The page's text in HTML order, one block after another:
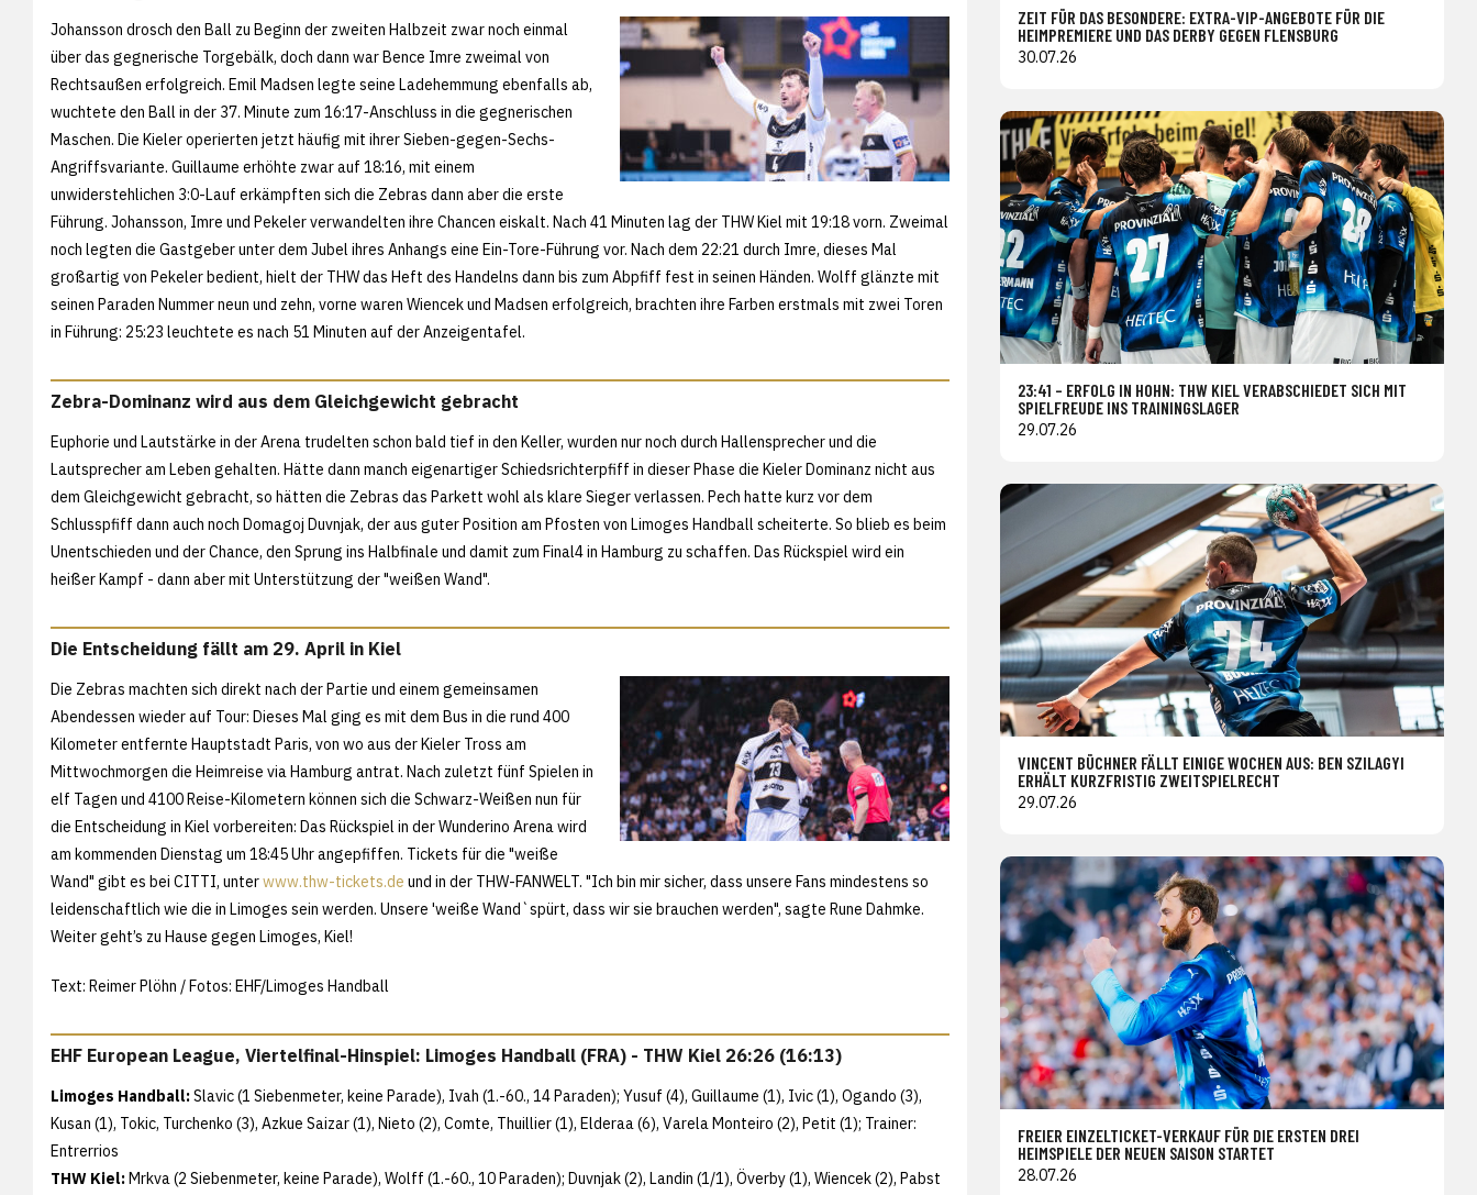
Johansson drosch den Ball zu Beginn der zweiten Halbzeit zwar noch einmal
über das gegnerische Torgebälk, doch dann war Bence Imre zweimal von
Rechtsaußen erfolgreich. Emil Madsen legte seine Ladehemmung ebenfalls ab,
wuchtete den Ball in der 37. Minute zum 16:17-Anschluss in die gegnerischen
Maschen. Die Kieler operierten jetzt häufig mit ihrer Sieben-gegen-Sechs-
Angriffsvariante. Guillaume erhöhte zwar auf 18:16, mit einem
unwiderstehlichen 3:0-Lauf erkämpften sich die Zebras dann aber die erste
Führung. Johansson, Imre und Pekeler verwandelten ihre Chancen eiskalt. Nach 41 Minuten lag der THW Kiel mit 19:18 vorn. Zweimal
noch legten die Gastgeber unter dem Jubel ihres Anhangs eine Ein-Tore-Führung vor. Nach dem 22:21 durch Imre, dieses Mal
großartig von Pekeler bedient, hielt der THW das Heft des Handelns dann bis zum Abpfiff fest in seinen Händen. Wolff glänzte mit
seinen Paraden Nummer neun und zehn, vorne waren Wiencek und Madsen erfolgreich, brachten ihre Farben erstmals mit zwei Toren
in Führung: 25:23 leuchtete es nach 51 Minuten auf der Anzeigentafel.
Zebra-Dominanz wird aus dem Gleichgewicht gebracht
Euphorie und Lautstärke in der Arena trudelten schon bald tief in den Keller, wurden nur noch durch Hallensprecher und die
Lautsprecher am Leben gehalten. Hätte dann manch eigenartiger Schiedsrichterpfiff in dieser Phase die Kieler Dominanz nicht aus
dem Gleichgewicht gebracht, so hätten die Zebras das Parkett wohl als klare Sieger verlassen. Pech hatte kurz vor dem
Schlusspfiff dann auch noch Domagoj Duvnjak, der aus guter Position am Pfosten von Limoges Handball scheiterte. So blieb es beim
Unentschieden und der Chance, den Sprung ins Halbfinale und damit zum Final4 in Hamburg zu schaffen. Das Rückspiel wird ein
heißer Kampf - dann aber mit Unterstützung der "weißen Wand".
Die Entscheidung fällt am 29. April in Kiel
Die Zebras machten sich direkt nach der Partie und einem gemeinsamen
Abendessen wieder auf Tour: Dieses Mal ging es mit dem Bus in die rund 400
Kilometer entfernte Hauptstadt Paris, von wo aus der Kieler Tross am
Mittwochmorgen die Heimreise via Hamburg antrat. Nach zuletzt fünf Spielen in
elf Tagen und 4100 Reise-Kilometern können sich die Schwarz-Weißen nun für
die Entscheidung in Kiel vorbereiten: Das Rückspiel in der Wunderino Arena wird
am kommenden Dienstag um 18:45 Uhr angepfiffen. Tickets für die "weiße
Wand" gibt es bei CITTI, unterwww.thw-tickets.de und in der THW-FANWELT. "Ich bin mir sicher, dass unsere Fans mindestens so
leidenschaftlich wie die in Limoges sein werden. Unsere 'weiße Wand`spürt, dass wir sie brauchen werden", sagte Rune Dahmke.
Weiter geht’s zu Hause gegen Limoges, Kiel!
Text: Reimer Plöhn / Fotos: EHF/Limoges Handball
EHF European League, Viertelfinal-Hinspiel: Limoges Handball (FRA) - THW Kiel 26:26 (16:13)
Limoges Handball:Slavic (1 Siebenmeter, keine Parade), Ivah (1.-60., 14 Paraden); Yusuf (4), Guillaume (1), Ivic (1), Ogando (3),
Kusan (1), Tokic, Turchenko (3), Azkue Saizar (1), Nieto (2), Comte, Thuillier (1), Elderaa (6), Varela Monteiro (2), Petit (1); Trainer:
Entrerrios
THW Kiel:Mrkva (2 Siebenmeter, keine Parade), Wolff (1.-60., 10 Paraden); Duvnjak (2), Landin (1/1), Överby (1), Wiencek (2), Pabst
ZEIT FÜR DAS BESONDERE: EXTRA-VIP-ANGEBOTE FÜR DIE
HEIMPREMIERE UND DAS DERBY GEGEN FLENSBURG
30.07.26
23:41 – ERFOLG IN HOHN: THW KIEL VERABSCHIEDET SICH MIT
SPIELFREUDE INS TRAININGSLAGER
29.07.26
VINCENT BÜCHNER FÄLLT EINIGE WOCHEN AUS: BEN SZILAGYI
ERHÄLT KURZFRISTIG ZWEITSPIELRECHT
29.07.26
FREIER EINZELTICKET-VERKAUF FÜR DIE ERSTEN DREI
HEIMSPIELE DER NEUEN SAISON STARTET
28.07.26